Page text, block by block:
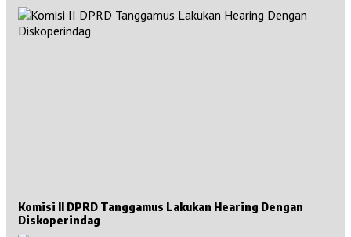
Komisi II DPRD Tanggamus Lakukan Hearing Dengan
Diskoperindag